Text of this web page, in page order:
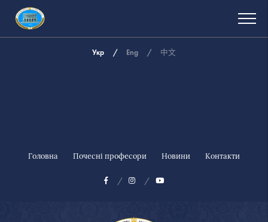
Укр Eng 中文
Головна Почесні професори Новини Контакти